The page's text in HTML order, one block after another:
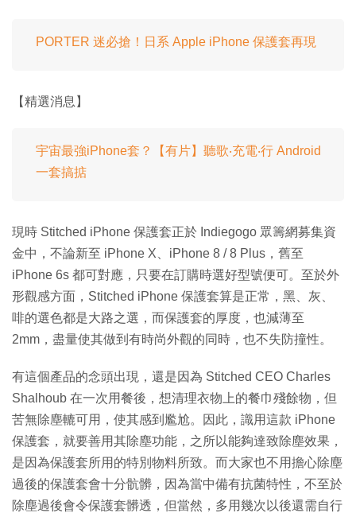
PORTER 迷必搶！日系 Apple iPhone 保護套再現
【精選消息】
宇宙最強iPhone套？【有片】聽歌‧充電‧行 Android
一套搞掂
現時 Stitched iPhone 保護套正於 Indiegogo 眾籌網募集資
金中，不論新至 iPhone X、iPhone 8 / 8 Plus，舊至
iPhone 6s 都可對應，只要在訂購時選好型號便可。至於外
形觀感方面，Stitched iPhone 保護套算是正常，黑、灰、
啡的選色都是大路之選，而保護套的厚度，也減薄至
2mm，盡量使其做到有時尚外觀的同時，也不失防撞性。
有這個產品的念頭出現，還是因為 Stitched CEO Charles
Shalhoub 在一次用餐後，想清理衣物上的餐巾殘餘物，但
苦無除塵轆可用，使其感到尷尬。因此，識用這款 iPhone
保護套，就要善用其除塵功能，之所以能夠達致除塵效果，
是因為保護套所用的特別物料所致。而大家也不用擔心除塵
過後的保護套會十分骯髒，因為當中備有抗菌特性，不至於
除塵過後會令保護套髒透，但當然，多用幾次以後還需自行